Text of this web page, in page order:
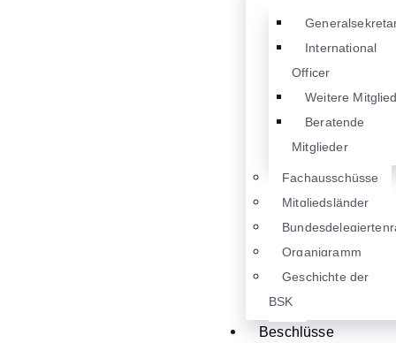
International
Officer
Weitere
Beratende
Mitglieder
Fachausschüsse
Mitgliedsländer
Organigramm
Geschichte der
BSK
Beschlüsse